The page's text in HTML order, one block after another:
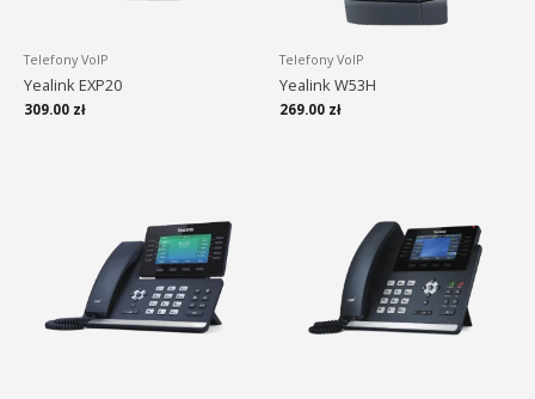
Telefony VoIP
Yealink EXP20
309.00 zł
Telefony VoIP
Yealink W53H
269.00 zł